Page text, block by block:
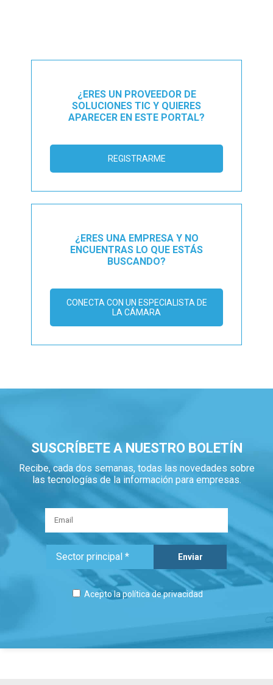
¿ERES UN PROVEEDOR DE
SOLUCIONES TIC Y QUIERES
APARECER EN ESTE PORTAL?
REGISTRARME
¿ERES UNA EMPRESA Y NO
ENCUENTRAS LO QUE ESTÁS
BUSCANDO?
CONECTA CON UN ESPECIALISTA DE
LA CÁMARA
SUSCRÍBETE A NUESTRO BOLETÍN
Recibe, cada dos semanas, todas las novedades sobre
las tecnologías de la información para empresas.
Acepto lapolítica de privacidad